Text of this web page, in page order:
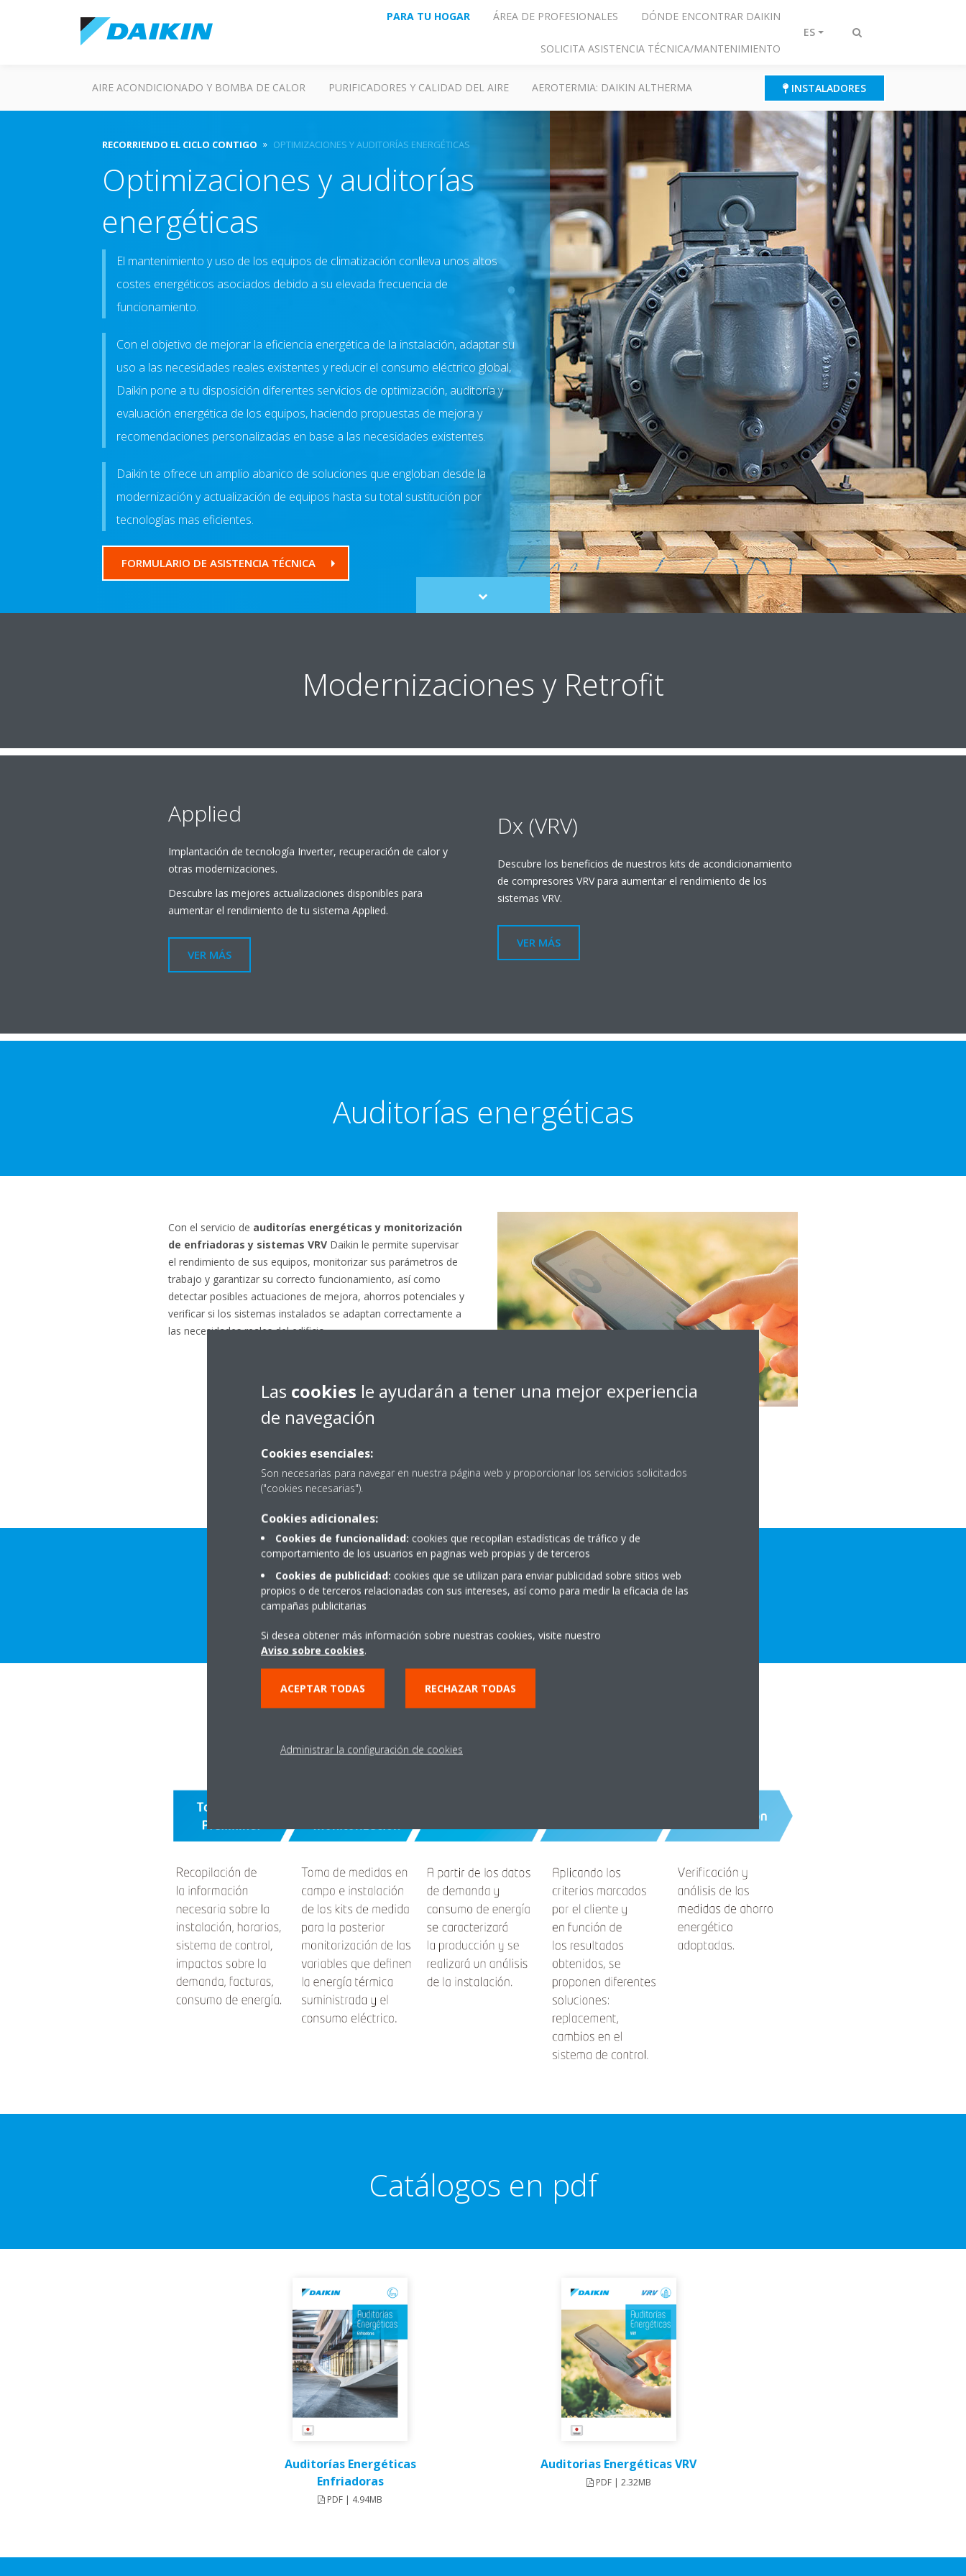
Alternar
PARA TU HOGAR ÁREA DE PROFESIONALES DÓNDE ENCONTRAR DAIKIN
SOLICITA ASISTENCIA TÉCNICA/MANTENIMIENTO
ES
AIRE ACONDICIONADO Y BOMBA DE CALOR PURIFICADORES Y CALIDAD DEL AIRE AEROTERMIA: DAIKIN ALTHERMA INSTALADORES
RECORRIENDO EL CICLO CONTIGO OPTIMIZACIONES Y AUDITORÍAS ENERGÉTICAS
Optimizaciones y auditorías
energéticas
El mantenimiento y uso de los equipos de climatización conlleva unos altos
costes energéticos asociados debido a su elevada frecuencia de
funcionamiento.
Con el objetivo de mejorar la eficiencia energética de la instalación, adaptar su
uso a las necesidades reales existentes y reducir el consumo eléctrico global,
Daikin pone a tu disposición diferentes servicios de optimización, auditoría y
evaluación energética de los equipos, haciendo propuestas de mejora y
recomendaciones personalizadas en base a las necesidades existentes.
Daikin te ofrece un amplio abanico de soluciones que engloban desde la
modernización y actualización de equipos hasta su total sustitución por
tecnologías mas eficientes.
FORMULARIO DE ASISTENCIA TÉCNICA
Scroll
to
Modernizaciones y Retrofit
Applied
Implantación de tecnología Inverter, recuperación de calor y
otras modernizaciones.
Descubre las mejores actualizaciones disponibles para
aumentar el rendimiento de tu sistema Applied.
VER MÁS
Dx (VRV)
Descubre los beneficios de nuestros kits de acondicionamiento
de compresores VRV para aumentar el rendimiento de los
sistemas VRV.
VER MÁS
Auditorías energéticas
Con el servicio de auditorías energéticas y monitorización
de enfriadoras y sistemas VRVDaikin le permite supervisar
el rendimiento de sus equipos, monitorizar sus parámetros de
trabajo y garantizar su correcto funcionamiento, así como
detectar posibles actuaciones de mejora, ahorros potenciales y
verificar si los sistemas instalados se adaptan correctamente a
las necesidades reales del edificio.
¿En qué consiste?
Catálogos en pdf
Auditorías Energéticas
Enfriadoras
PDF | 4.94MB
Auditorias Energéticas VRV
PDF | 2.32MB
Las cookies le ayudarán a tener una mejor experiencia
de navegación
Cookies esenciales:
Son necesarias para navegar en nuestra página web y proporcionar los servicios solicitados
("cookies necesarias").
Cookies adicionales:
Cookies de funcionalidad: cookies que recopilan estadísticas de tráfico y de
comportamiento de los usuarios en paginas web propias y de terceros
Cookies de publicidad: cookies que se utilizan para enviar publicidad sobre sitios web
propios o de terceros relacionadas con sus intereses, así como para medir la eficacia de las
campañas publicitarias
Si desea obtener más información sobre nuestras cookies, visite nuestro
Aviso sobre cookies.
ACEPTAR TODAS RECHAZAR TODAS
Administrar la configuración de cookies